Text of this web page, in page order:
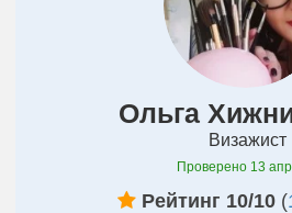
Ольга
Визажист
Проверено 13
Рейтинг 10/10(